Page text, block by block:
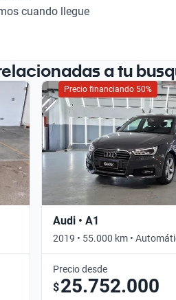
cuando llegue
a tu
Precio financiando 50%
Audi • A1
2019 • 55.000 km •
Precio desde
$25.752.000